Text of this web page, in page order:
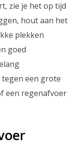
zie je het op tijd
hout aan het
plekken
goed
een grote
een regenafvoer